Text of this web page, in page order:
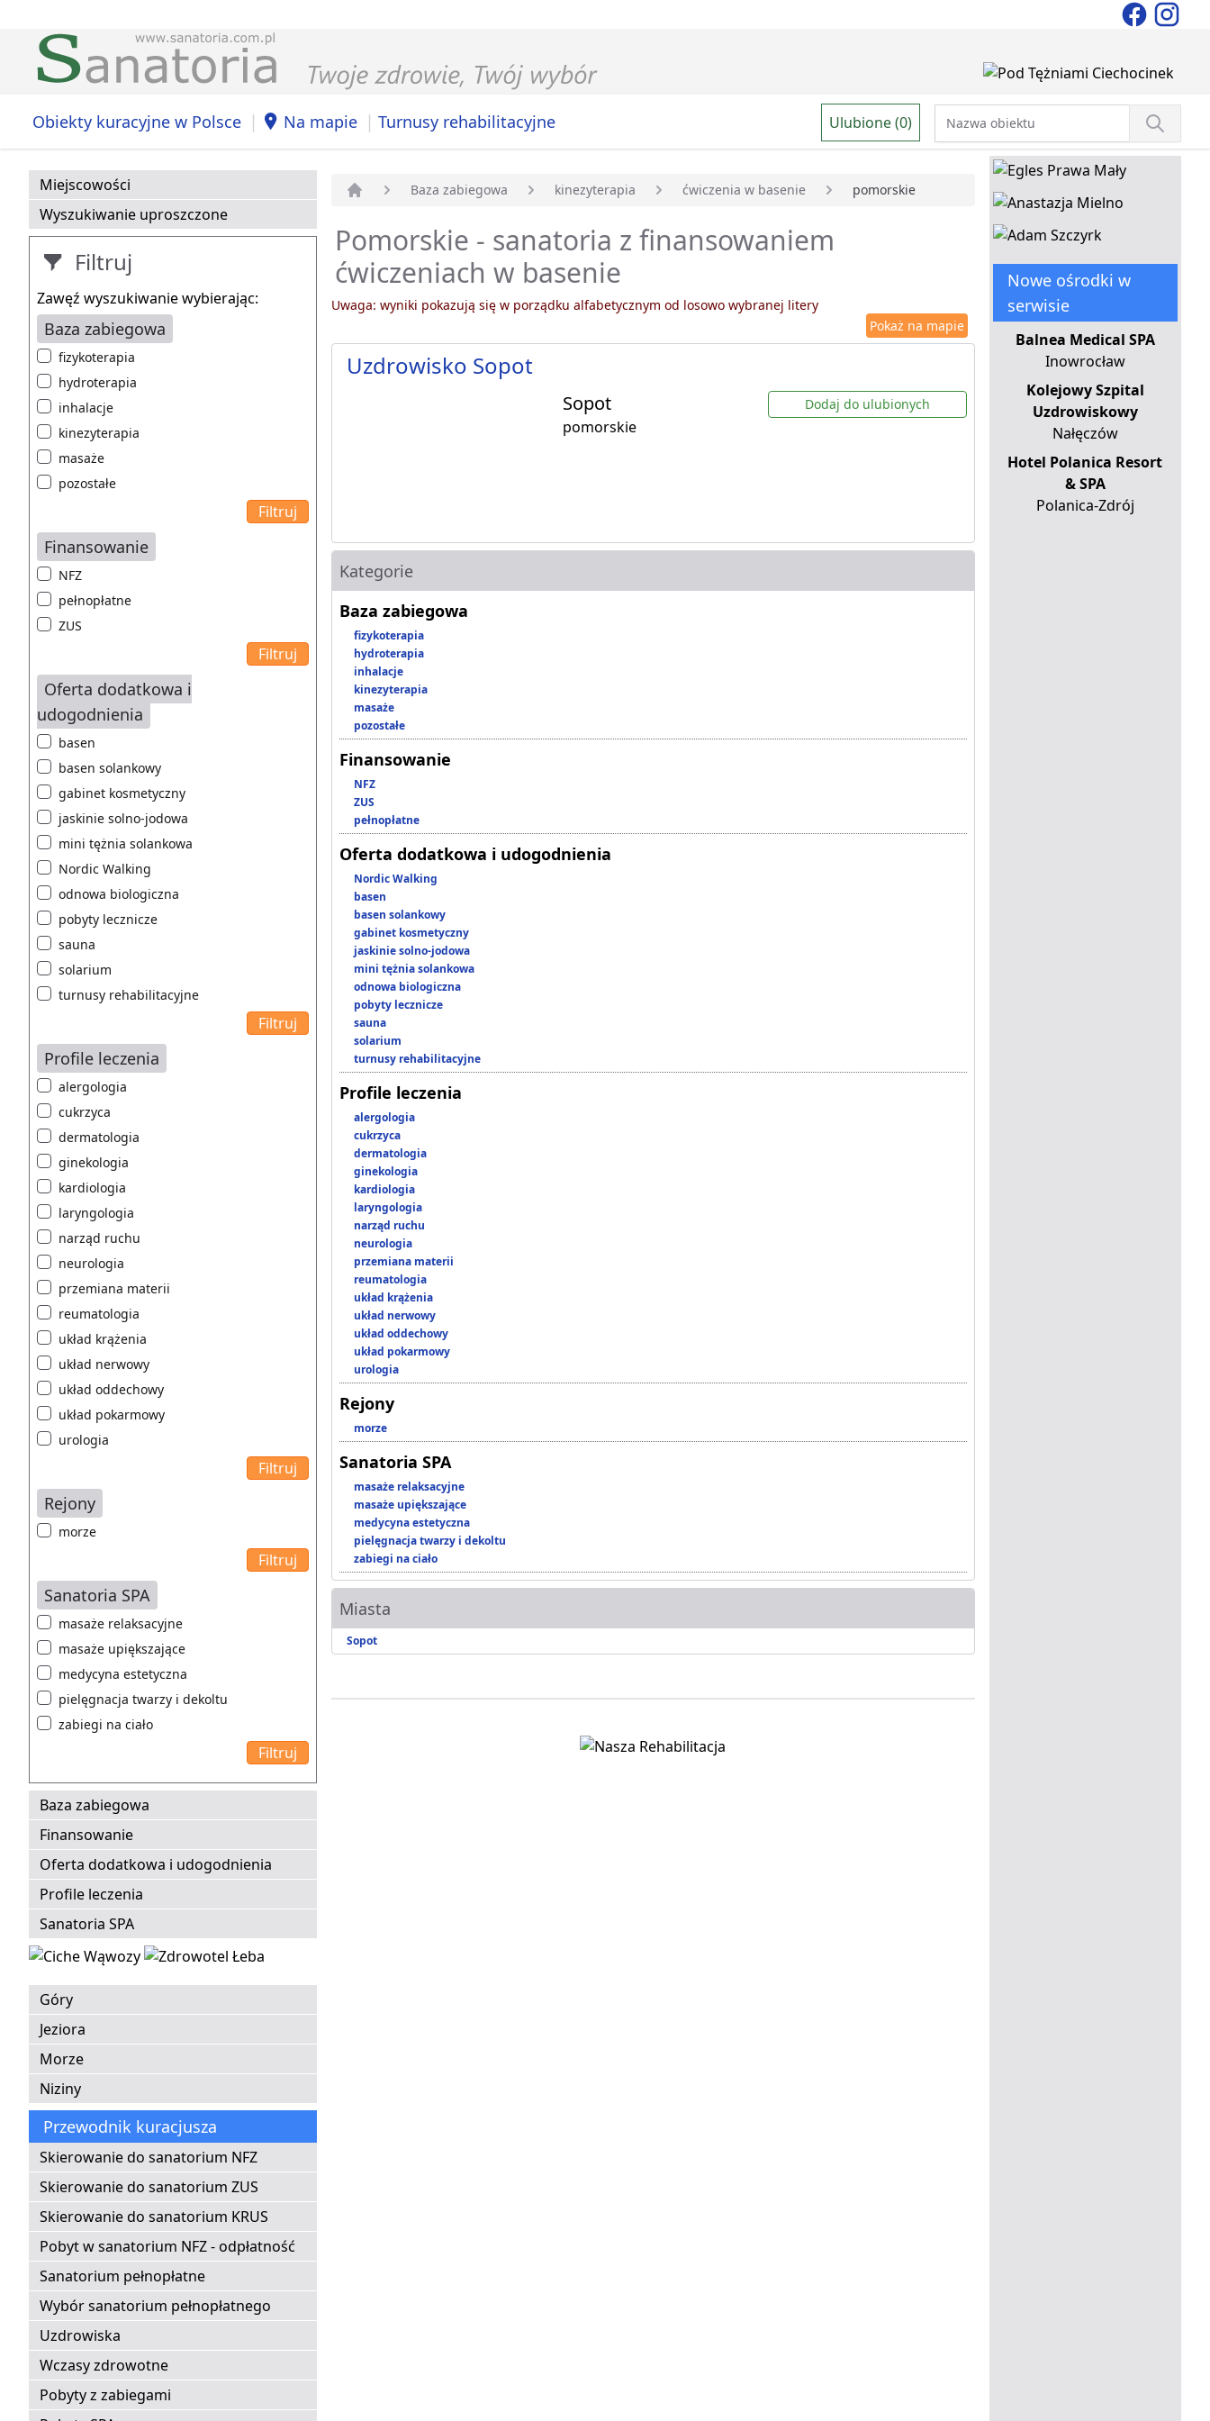
Obiekty kuracyjne w Polsce | Na mapie | Turnusy rehabilitacyjne Ulubione (0)
Miejscowości
Wyszukiwanie uproszczone
Filtruj
Zawęź wyszukiwanie wybierając:
Baza zabiegowa
fizykoterapia
hydroterapia
inhalacje
kinezyterapia
masaże
pozostałe
Finansowanie
NFZ
pełnopłatne
ZUS
Oferta dodatkowa i
udogodnienia
basen
basen solankowy
gabinet kosmetyczny
jaskinie solno-jodowa
mini tężnia solankowa
Nordic Walking
odnowa biologiczna
pobyty lecznicze
sauna
solarium
turnusy rehabilitacyjne
Profile leczenia
alergologia
cukrzyca
dermatologia
ginekologia
kardiologia
laryngologia
narząd ruchu
neurologia
przemiana materii
reumatologia
układ krążenia
układ nerwowy
układ oddechowy
układ pokarmowy
urologia
Rejony
morze
Sanatoria SPA
masaże relaksacyjne
masaże upiększające
medycyna estetyczna
pielęgnacja twarzy i dekoltu
zabiegi na ciało
Baza zabiegowa
Finansowanie
Oferta dodatkowa i udogodnienia
Profile leczenia
Sanatoria SPA
Góry
Jeziora
Morze
Niziny
Przewodnik kuracjusza
Skierowanie do sanatorium NFZ
Skierowanie do sanatorium ZUS
Skierowanie do sanatorium KRUS
Pobyt w sanatorium NFZ - odpłatność
Sanatorium pełnopłatne
Wybór sanatorium pełnopłatnego
Uzdrowiska
Wczasy zdrowotne
Pobyty z zabiegami
Baza zabiegowa kinezyterapia ćwiczenia w basenie pomorskie
Pomorskie - sanatoria z finansowaniem
ćwiczeniach w basenie
Uwaga: wyniki pokazują się w porządku alfabetycznym od losowo wybranej litery
Pokaż na mapie
Uzdrowisko Sopot
Sopot
pomorskie
Dodaj do ulubionych
Kategorie
Baza zabiegowa
fizykoterapia
hydroterapia
inhalacje
kinezyterapia
masaże
pozostałe
Finansowanie
NFZ
ZUS
pełnopłatne
Oferta dodatkowa i udogodnienia
Nordic Walking
basen
basen solankowy
gabinet kosmetyczny
jaskinie solno-jodowa
mini tężnia solankowa
odnowa biologiczna
pobyty lecznicze
sauna
solarium
turnusy rehabilitacyjne
Profile leczenia
alergologia
cukrzyca
dermatologia
ginekologia
kardiologia
laryngologia
narząd ruchu
neurologia
przemiana materii
reumatologia
układ krążenia
układ nerwowy
układ oddechowy
układ pokarmowy
urologia
Rejony
morze
Sanatoria SPA
masaże relaksacyjne
masaże upiększające
medycyna estetyczna
pielęgnacja twarzy i dekoltu
zabiegi na ciało
Miasta
Sopot
Nowe ośrodki w
serwisie
Balnea Medical SPA
Inowrocław
Kolejowy Szpital
Uzdrowiskowy
Nałęczów
Hotel Polanica Resort
& SPA
Polanica-Zdrój